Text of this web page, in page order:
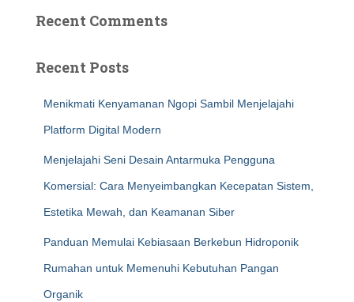
Recent Comments
Recent Posts
Menikmati Kenyamanan Ngopi Sambil Menjelajahi
Platform Digital Modern
Menjelajahi Seni Desain Antarmuka Pengguna
Komersial: Cara Menyeimbangkan Kecepatan Sistem,
Estetika Mewah, dan Keamanan Siber
Panduan Memulai Kebiasaan Berkebun Hidroponik
Rumahan untuk Memenuhi Kebutuhan Pangan
Organik